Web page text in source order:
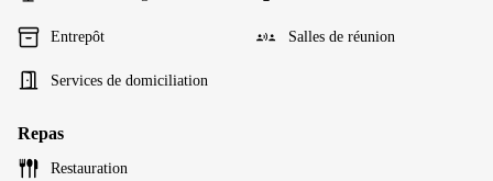
Entrepôt Salles de réunion
Services de domiciliation
Repas
Restauration